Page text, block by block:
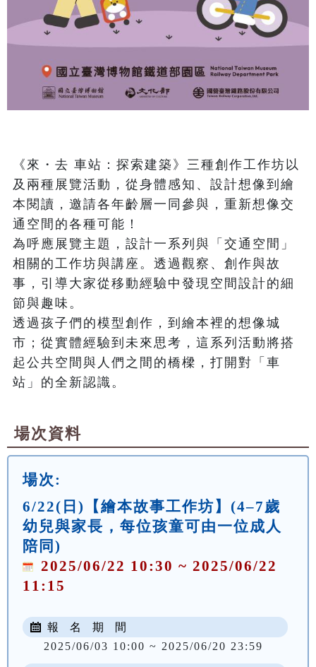
《來・去 車站：探索建築》三種創作工作坊以
及兩種展覽活動，從身體感知、設計想像到繪
本閱讀，邀請各年齡層一同參與，重新想像交
通空間的各種可能！
為呼應展覽主題，設計一系列與「交通空間」
相關的工作坊與講座。透過觀察、創作與故
事，引導大家從移動經驗中發現空間設計的細
節與趣味。
透過孩子們的模型創作，到繪本裡的想像城
市；從實體經驗到未來思考，這系列活動將搭
起公共空間與人們之間的橋樑，打開對「車
場次資料
場次:
6/22(日)【繪本故事工作坊】(4–7歲
幼兒與家長，每位孩童可由一位成人
陪同)
2025/06/22 10:30 ~ 2025/06/22
11:15
報 名 期 間
2025/06/03 10:00 ~ 2025/06/20 23:59